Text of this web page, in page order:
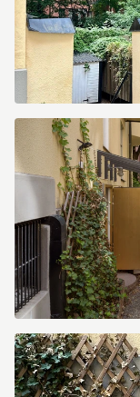
IMG_9678.jpeg
image.jpg